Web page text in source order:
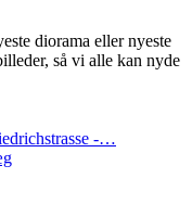
diorama eller nyeste
så vi alle kan nyde
-…